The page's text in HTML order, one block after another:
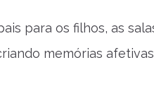
para os filhos, as
memórias